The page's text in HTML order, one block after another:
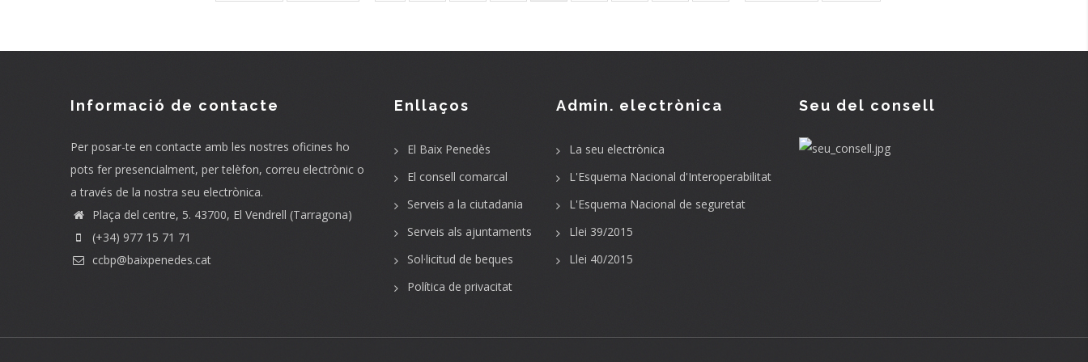
page
page
page
page
page
Informació de contacte
Per posar-te en contacte amb les nostres oficines ho
pots fer presencialment, per telèfon, correu electrònic o
a través de la nostra seu electrònica.
Plaça del centre, 5. 43700, El Vendrell (Tarragona)
(+34) 977 15 71 71
ccbp@baixpenedes.cat
Enllaços
El Baix Penedès
El consell comarcal
Serveis a la ciutadania
Serveis als ajuntaments
Sol·licitud de beques
Política de privacitat
Admin. electrònica
La seu electrònica
L'Esquema Nacional d'Interoperabilitat
L'Esquema Nacional de seguretat
Llei 39/2015
Llei 40/2015
Seu del consell